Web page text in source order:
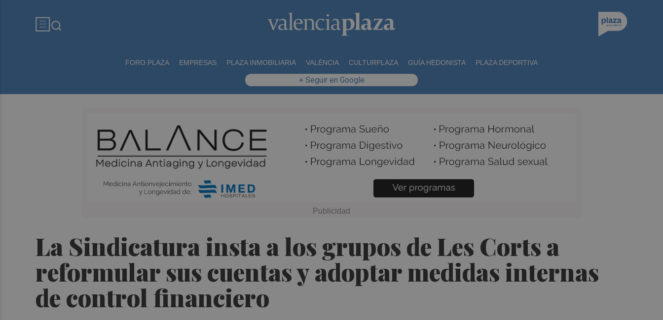
FORO PLAZA EMPRESAS PLAZA INMOBILIARIA VALÈNCIA CULTURPLAZA GUÍA HEDONISTA PLAZA DEPORTIVA
+ Seguir en Google
La Sindicatura insta a los grupos de Les Corts a
reformular sus cuentas y adoptar medidas internas
de control financiero